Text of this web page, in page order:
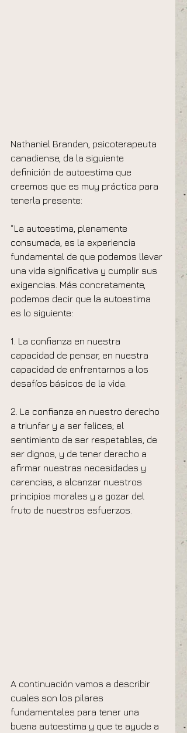
Nathaniel Branden, psicoterapeuta
canadiense, da la siguiente
definición de autoestima que
creemos que es muy práctica para
tenerla presente:
“La autoestima, plenamente
consumada, es la experiencia
fundamental de que podemos llevar
una vida significativa y cumplir sus
exigencias. Más concretamente,
podemos decir que la autoestima
es lo siguiente:
1. La confianza en nuestra
capacidad de pensar, en nuestra
capacidad de enfrentarnos a los
desafíos básicos de la vida.
2. La confianza en nuestro derecho
a triunfar y a ser felices; el
sentimiento de ser respetables, de
ser dignos, y de tener derecho a
afirmar nuestras necesidades y
carencias, a alcanzar nuestros
principios morales y a gozar del
fruto de nuestros esfuerzos.
A continuación vamos a describir
cuales son los pilares
fundamentales para tener una
buena autoestima y que te ayude a